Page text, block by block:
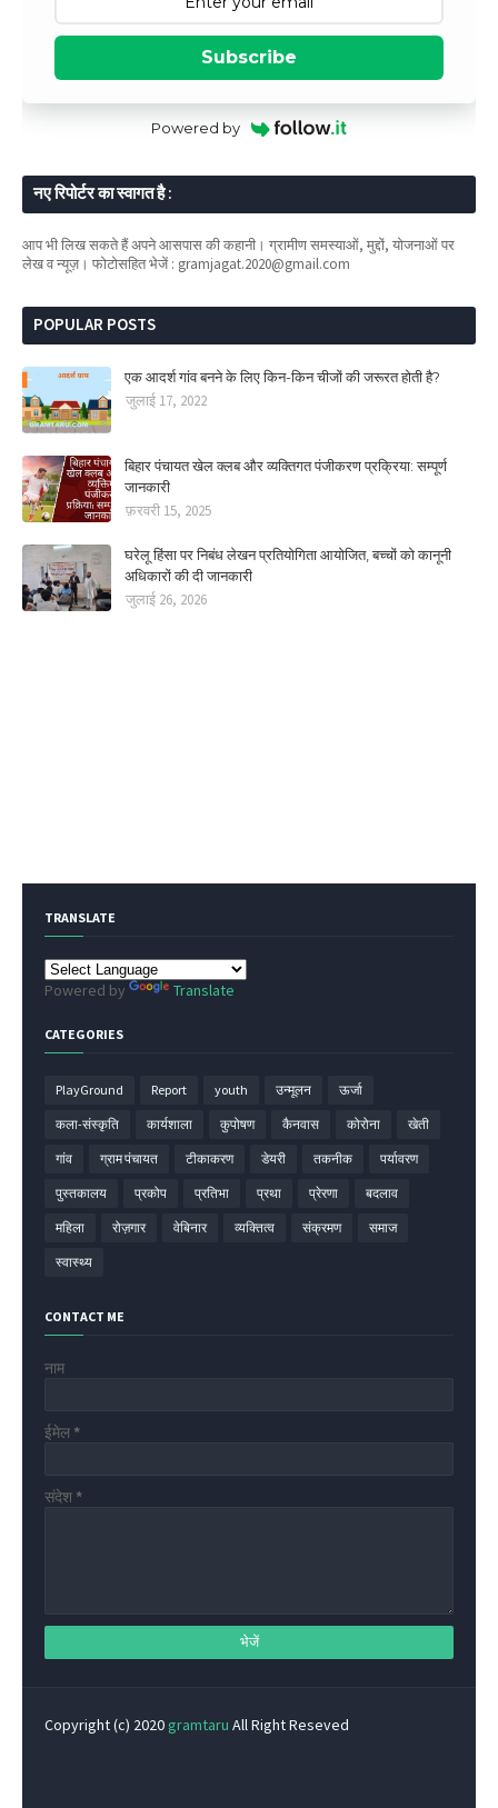
Subscribe
Powered by
नए रिपोर्टर का स्वागत है :
आप भी लिख सकते हैं अपने आसपास की कहानी। ग्रामीण समस्याओं, मुद्दों, योजनाओं पर
लेख व न्यूज़। फोटोसहित भेजें : gramjagat.2020@gmail.com
POPULAR POSTS
एक आदर्श गांव बनने के लिए किन-किन चीजों की जरूरत होती है?
जुलाई 17, 2022
बिहार पंचायत खेल क्लब और व्यक्तिगत पंजीकरण प्रक्रिया: सम्पूर्ण
जानकारी
फ़रवरी 15, 2025
घरेलू हिंसा पर निबंध लेखन प्रतियोगिता आयोजित, बच्चों को कानूनी
अधिकारों की दी जानकारी
जुलाई 26, 2026
TRANSLATE
Powered by Translate
CATEGORIES
PlayGround Report youth उन्मूलन ऊर्जा
कला-संस्कृति कार्यशाला कुपोषण कैनवास कोरोना खेती
गांव ग्राम पंचायत टीकाकरण डेयरी तकनीक पर्यावरण
पुस्तकालय प्रकोप प्रतिभा प्रथा प्रेरणा बदलाव
महिला रोज़गार वेबिनार व्यक्तित्व संक्रमण समाज
स्वास्थ्य
CONTACT ME
नाम
ईमेल *
संदेश *
Copyright (c) 2020 gramtaru All Right Reseved